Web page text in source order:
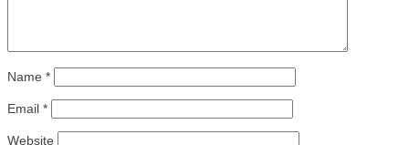
Name *
Email *
Website